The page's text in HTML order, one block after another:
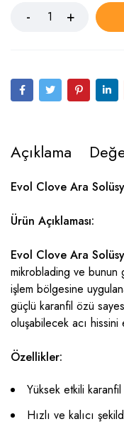
Açıklama
Evol Clove Ara
Ürün Açıklaması:
Evol Clove Ara
mikroblading ve bunun
işlem bölgesine
güçlü karanfil özü
oluşabilecek acı hissini
Özellikler:
Yüksek etkili
Hızlı ve kalıcı